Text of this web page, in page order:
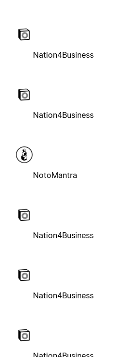
Nation4Business
Nation4Business
NotoMantra
Nation4Business
Nation4Business